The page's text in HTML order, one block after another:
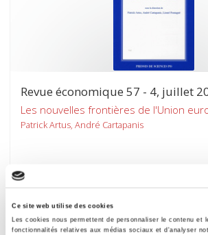
Ce site web utilise des cookies
Les cookies nous permettent de personnaliser le contenu et
fonctionnalités relatives aux médias sociaux et d'analyser
Revue économique 57 - 4, juillet
Les nouvelles frontières de l'Union
Patrick Artus, André Cartapanis